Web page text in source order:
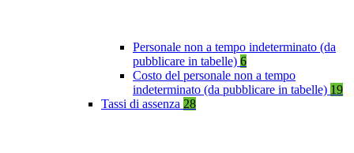
Personale non a tempo indeterminato (da
pubblicare in tabelle) 6
Costo del personale non a tempo
indeterminato (da pubblicare in tabelle) 19
Tassi di assenza 28